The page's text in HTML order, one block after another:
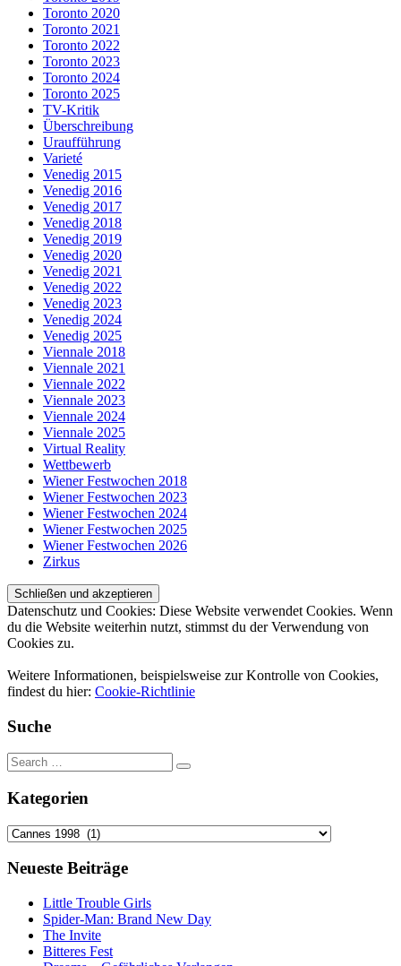
Toronto 2020
Toronto 2021
Toronto 2022
Toronto 2023
Toronto 2024
Toronto 2025
TV-Kritik
Überschreibung
Uraufführung
Varieté
Venedig 2015
Venedig 2016
Venedig 2017
Venedig 2018
Venedig 2019
Venedig 2020
Venedig 2021
Venedig 2022
Venedig 2023
Venedig 2024
Venedig 2025
Viennale 2018
Viennale 2021
Viennale 2022
Viennale 2023
Viennale 2024
Viennale 2025
Virtual Reality
Wettbewerb
Wiener Festwochen 2018
Wiener Festwochen 2023
Wiener Festwochen 2024
Wiener Festwochen 2025
Wiener Festwochen 2026
Zirkus
Datenschutz und Cookies: Diese Website verwendet Cookies. Wenn
du die Website weiterhin nutzt, stimmst du der Verwendung von
Cookies zu.
Weitere Informationen, beispielsweise zur Kontrolle von Cookies,
findest du hier: Cookie-Richtlinie
Suche
Kategorien
Kategorien
Neueste Beiträge
Little Trouble Girls
Spider-Man: Brand New Day
The Invite
Bitteres Fest